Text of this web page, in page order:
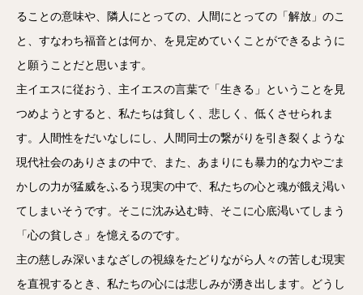
ることの意味や、隣人にとっての、人間にとっての「解放」のこ
と、すなわち福音とは何か、を見定めていくことができるように
と願うことだと思います。
主イエスに従おう、主イエスの言葉で「生きる」ということを見
つめようとすると、私たちは貧しく、悲しく、低くさせられま
す。人間性をだいなしにし、人間同士の繋がりを引き裂くような
現代社会のありさまの中で、また、あまりにも暴力的な力やごま
かしの力が猛威をふるう現実の中で、私たちの心と魂が餓え渇い
てしまいそうです。そこに沈み込む時、そこに心底渇いてしまう
「心の貧しさ」を憶えるのです。
主の慈しみ深いまなざしの視線をたどりながら人々の苦しむ現実
を直視するとき、私たちの心には悲しみが湧き出します。どうし